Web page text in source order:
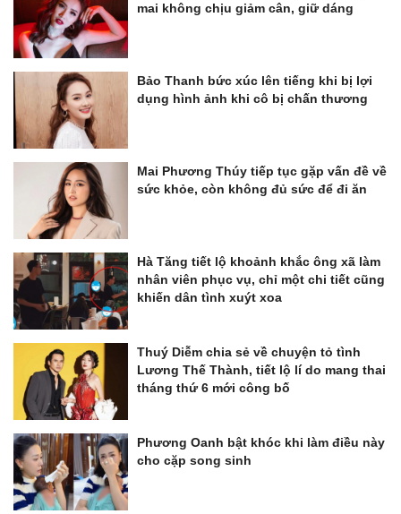
mai không chịu giảm cân, giữ dáng
Bảo Thanh bức xúc lên tiếng khi bị lợi
dụng hình ảnh khi cô bị chấn thương
Mai Phương Thúy tiếp tục gặp vấn đề về
sức khỏe, còn không đủ sức để đi ăn
Hà Tăng tiết lộ khoảnh khắc ông xã làm
nhân viên phục vụ, chỉ một chi tiết cũng
khiến dân tình xuýt xoa
Thuý Diễm chia sẻ về chuyện tỏ tình
Lương Thế Thành, tiết lộ lí do mang thai
tháng thứ 6 mới công bố
Phương Oanh bật khóc khi làm điều này
cho cặp song sinh